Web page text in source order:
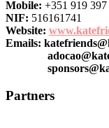
Mobile: +351 919 397
NIF: 516161741
Website:
Emails:
Partners